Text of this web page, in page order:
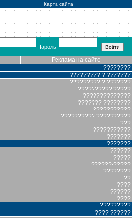
Карта сайта
Пароль:
Реклама на сайте
????????
????????? ? ???????
????????? ? ???????
?????????? ?????
??????????????
??????? ????????
???????????
?????????? ??????????
???
???????????
???????
???????
??????
?????
??????-?????
????????
??
????
??????
????
?????????
???? ??????